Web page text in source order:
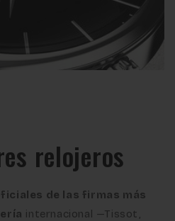
relojeros
de las firmas más
internacional —Tissot,